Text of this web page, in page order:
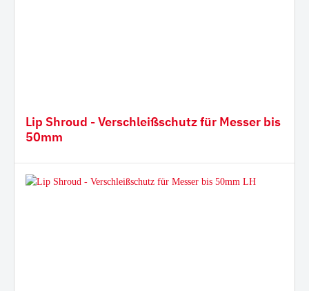
Lip Shroud - Verschleißschutz für Messer bis
50mm